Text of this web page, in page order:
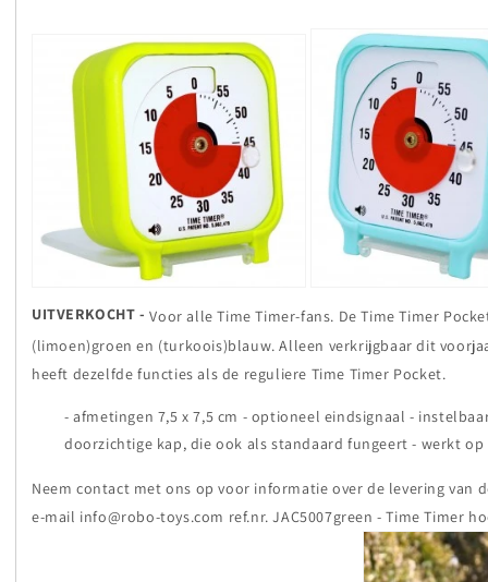
UITVERKOCHT - Voor alle Time Timer-fans. De Time Timer
(limoen)groen en (turkoois)blauw. Alleen verkrijgbaar dit
heeft dezelfde functies als de reguliere Time Timer Pocket.
- afmetingen 7,5 x 7,5 cm - optioneel eindsignaal -
doorzichtige kap, die ook als standaard fungeert - werkt
Neem contact met ons op voor informatie over de levering van
e-mail info@robo-toys.com ref.nr. JAC5007green - Time Timer